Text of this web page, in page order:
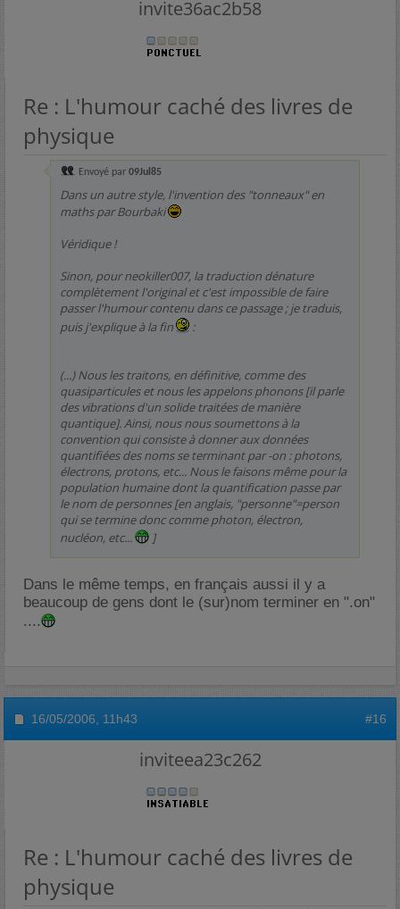
invite36ac2b58
Re : L'humour caché des livres de
physique
Envoyé par 09Jul85
Dans un autre style, l'invention des "tonneaux" en
maths par Bourbaki
Véridique !
Sinon, pour neokiller007, la traduction dénature
complètement l'original et c'est impossible de faire
passer l'humour contenu dans ce passage ; je traduis,
puis j'explique à la fin
:
(...) Nous les traitons, en définitive, comme des
quasiparticules et nous les appelons phonons [il parle
des vibrations d'un solide traitées de manière
quantique]. Ainsi, nous nous soumettons à la
convention qui consiste à donner aux données
quantifiées des noms se terminant par -on : photons,
électrons, protons, etc... Nous le faisons même pour la
population humaine dont la quantification passe par
le nom de personnes [en anglais, "personne"=person
qui se termine donc comme photon, électron,
nucléon, etc...
]
Dans le même temps, en français aussi il y a
beaucoup de gens dont le (sur)nom terminer en ".on"
....
16/05/2006, 11h43 #16
inviteea23c262
Re : L'humour caché des livres de
physique